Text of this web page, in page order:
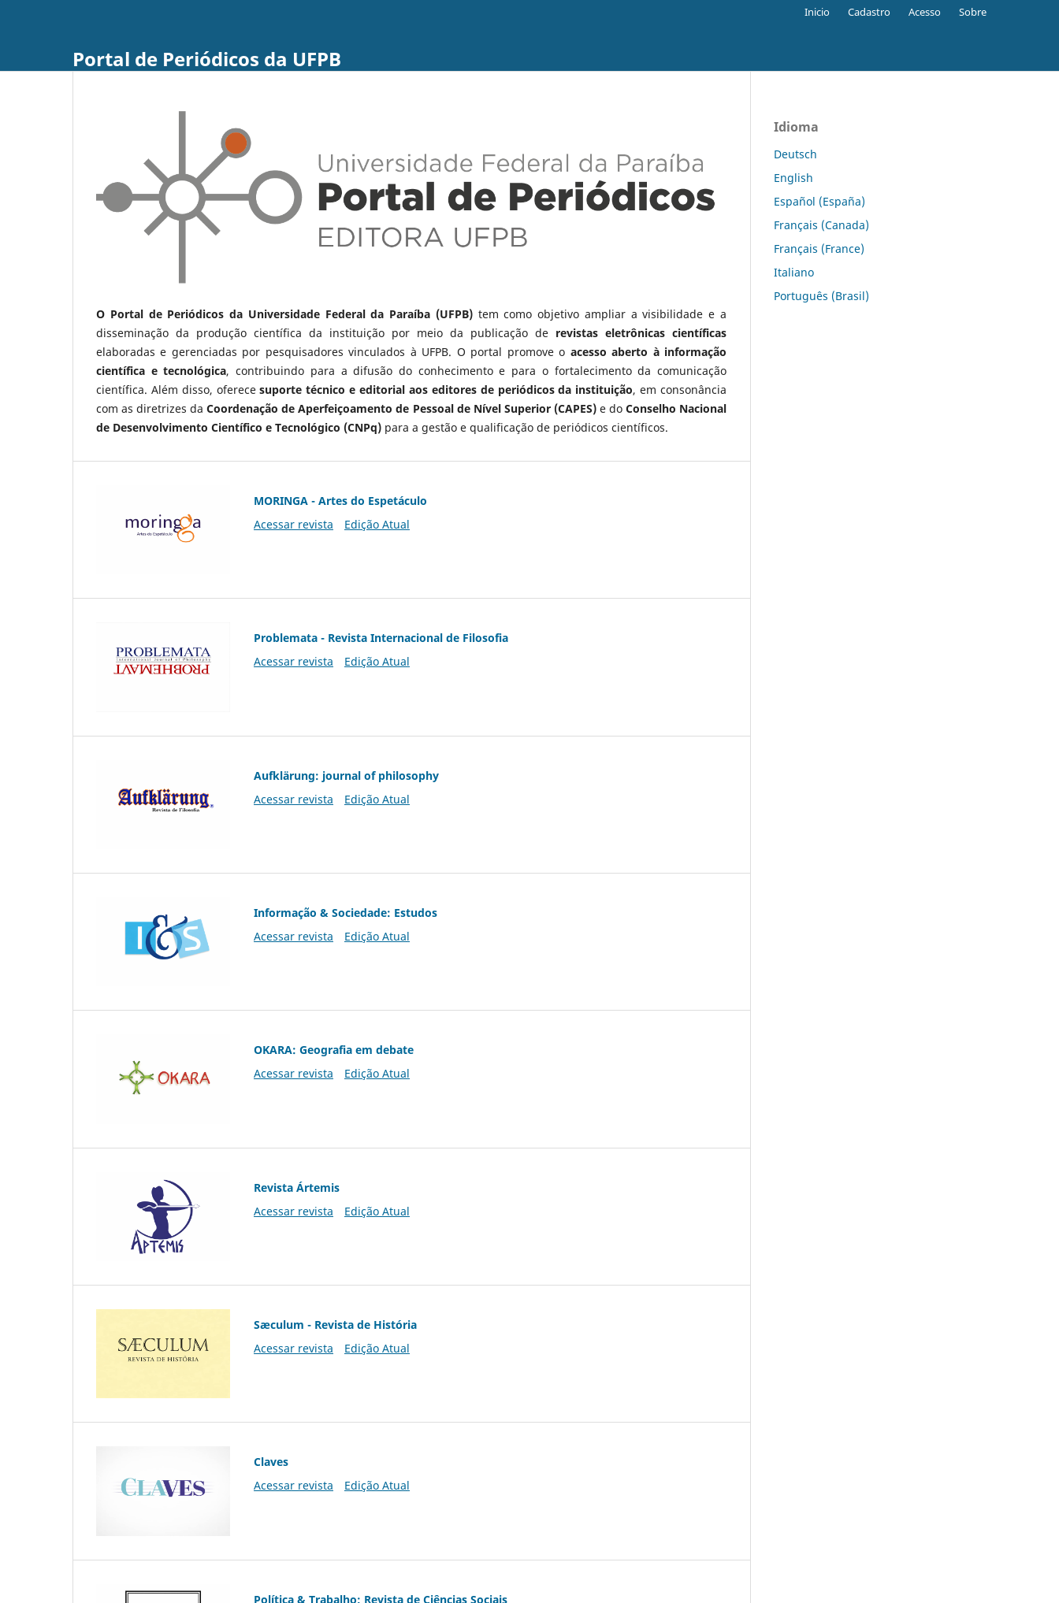
Portal de Periódicos da UFPB
Inicio Cadastro Acesso Sobre
O Portal de Periódicos da Universidade Federal da Paraíba (UFPB)tem como objetivo ampliar a visibilidade e a
disseminação da produção científica da instituição por meio da publicação de revistas eletrônicas científicas
elaboradas e gerenciadas por pesquisadores vinculados à UFPB. O portal promove o acesso aberto à informação
científica e tecnológica, contribuindo para a difusão do conhecimento e para o fortalecimento da comunicação
científica. Além disso, oferecesuporte técnico e editorial aos editores de periódicos da instituição, em consonância
com as diretrizes daCoordenação de Aperfeiçoamento de Pessoal de Nível Superior (CAPES)e do Conselho Nacional
de Desenvolvimento Científico e Tecnológico (CNPq) para a gestão e qualificação de periódicos científicos.
MORINGA - Artes do Espetáculo
Acessar revista
Edição Atual
Problemata - Revista Internacional de Filosofia
Acessar revista
Edição Atual
Aufklärung: journal of philosophy
Acessar revista
Edição Atual
Informação & Sociedade: Estudos
Acessar revista
Edição Atual
OKARA: Geografia em debate
Acessar revista
Edição Atual
Revista Ártemis
Acessar revista
Edição Atual
Sæculum - Revista de História
Acessar revista
Edição Atual
Claves
Acessar revista
Edição Atual
Política & Trabalho: Revista de Ciências Sociais
Idioma
Deutsch
English
Español (España)
Français (Canada)
Français (France)
Italiano
Português (Brasil)